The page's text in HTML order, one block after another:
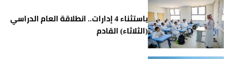
باستثناء 4 إدارات.. انطلاقة العام الدراسي
(الثلاثاء) القادم